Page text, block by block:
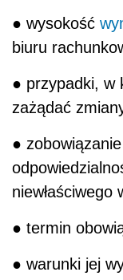
● wysokość
biuru
● przypadki, w
zażądać
●
niewłaściwego
● termin
● warunki jej